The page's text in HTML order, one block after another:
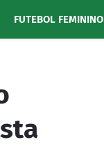
FUTEBOL FEMININO